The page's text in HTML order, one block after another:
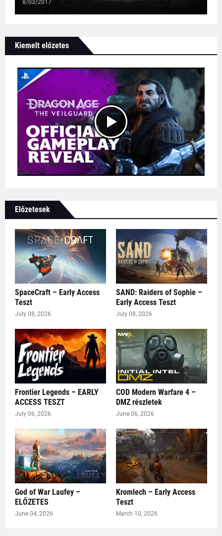
8/03/2017
Kiemelt előzetes
Előzetesek
SpaceCraft – Early Access
Teszt
July 08, 2026
SAND: Raiders of Sophie –
Early Access Teszt
July 08, 2026
Frontier Legends – EARLY
ACCESS TESZT
July 06, 2026
COD Modern Warfare 4 –
DMZ részletek
June 06, 2026
God of War Laufey –
ELŐZETES
June 04, 2026
Kromlech – Early Access
Teszt
March 10, 2026